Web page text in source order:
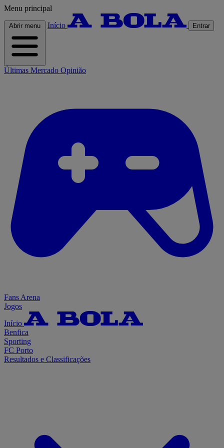
Menu principal
Abrir menu Início Entrar
Últimas Mercado Opinião
Fans Arena
Jogos
Início
Benfica
Sporting
FC Porto
Resultados e Classificações